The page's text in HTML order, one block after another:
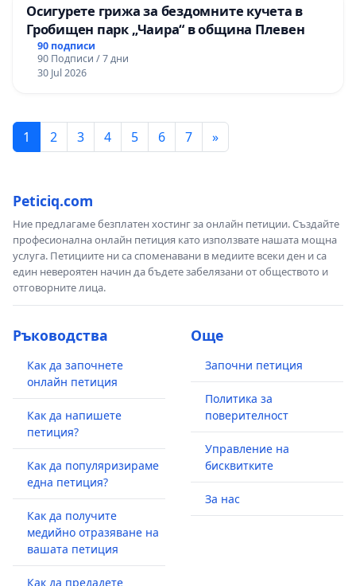
Осигурете грижа за бездомните кучета в
Гробищен парк „Чаира“ в община Плевен
90 подписи
90 Подписи / 7 дни
30 Jul 2026
1 2 3 4 5 6 7 »
Peticiq.com
Ние предлагаме безплатен хостинг за онлайн петиции. Създайте
професионална онлайн петиция като използвате нашата мощна
услуга. Петициите ни са споменавани в медиите всеки ден и са
един невероятен начин да бъдете забелязани от обществото и
отговорните лица.
Ръководства
Как да започнете
онлайн петиция
Как да напишете
петиция?
Как да популяризираме
една петиция?
Как да получите
медийно отразяване на
вашата петиция
Как да предадете
Още
Започни петиция
Политика за
поверителност
Управление на
бисквитките
За нас